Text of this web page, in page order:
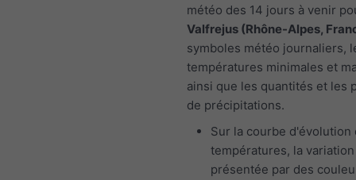
météo des 14 jours à venir
Valfrejus (Rhône-Alpes,
symboles météo journaliers,
températures minimales et
ainsi que les quantités et les
de précipitations.
Sur la courbe d'évolution
températures, la
présentée par des